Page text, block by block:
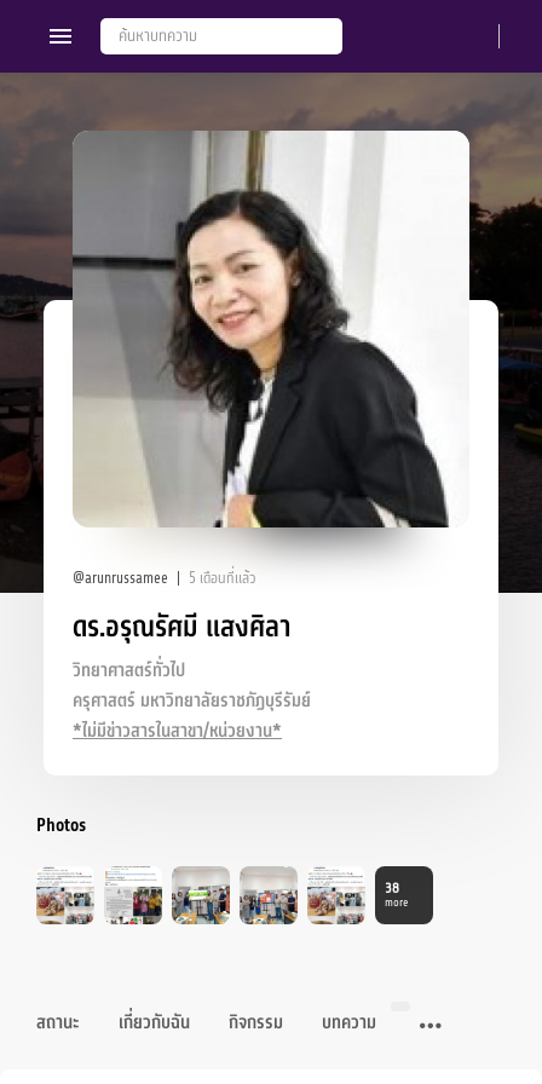
@arunrussamee 5 เดือนที่แล้ว
ดร.อรุณรัศมี แสงศิลา
วิทยาศาสตร์ทั่วไป
ครุศาสตร์ มหาวิทยาลัยราชภัฏบุรีรัมย์
*ไม่มีข่าวสารในสาขา/หน่วยงาน*
Photos
38
more
สถานะ เกี่ยวกับฉัน กิจกรรม บทความ